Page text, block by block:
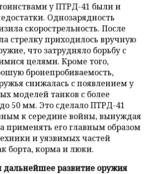
у ПТРД-41 были и
Однозарядность
скорострельность. После
стрелку приходилось вручную
что затрудняло борьбу с
целями. Кроме того,
бронепробиваемость,
снижалась с появлением у
моделей танков с более
50 мм. Это сделало ПТРД-41
к середине войны, вынуждая
применять его главным образом
и уязвимых частей
борта, корма и люки.
развитие оружия